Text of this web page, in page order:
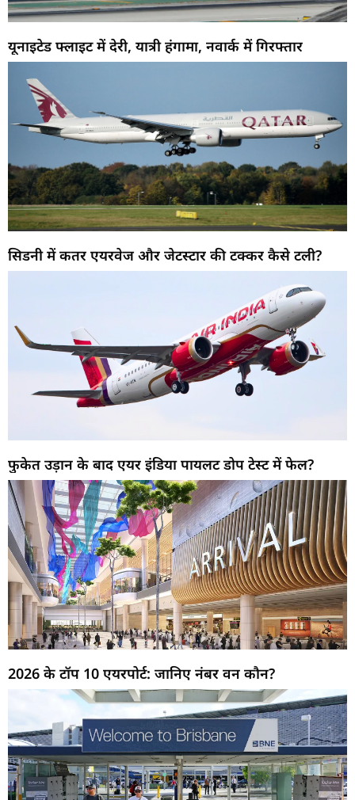
यूनाइटेड फ्लाइट में देरी, यात्री हंगामा, नवार्क में गिरफ्तार
सिडनी में कतर एयरवेज और जेटस्टार की टक्कर कैसे टली?
फुकेत उड़ान के बाद एयर इंडिया पायलट डोप टेस्ट में फेल?
2026 के टॉप 10 एयरपोर्ट: जानिए नंबर वन कौन?